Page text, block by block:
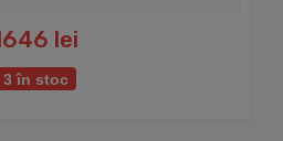
lei
3 în stoc